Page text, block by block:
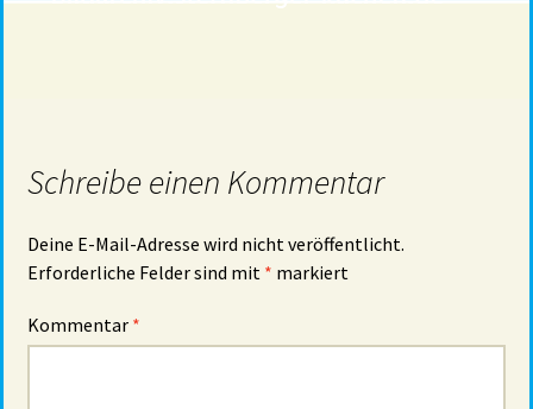
Schreibe einen Kommentar
Deine E-Mail-Adresse wird nicht veröffentlicht.
Erforderliche Felder sind mit * markiert
Kommentar *